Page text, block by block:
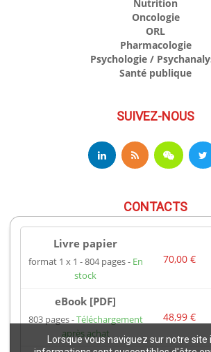
Lorsque vous naviguez sur notre
Livre papier
format 1 x 1 804 pages
En
stock
70,00 €
eBook [PDF]
803 pages Téléchargement
après achat
48,99 €
Nutrition
Oncologie
ORL
Pharmacologie
Psychologie /
Santé publique
SUIVEZ-NOUS
CONTACTS
17 av du Hoggar
91944 Les Ulis Cedex A
Email :
Ouvert du Lundi au Vendredi, de